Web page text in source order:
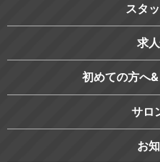
スタ
求
初めての方へ
サロ
お